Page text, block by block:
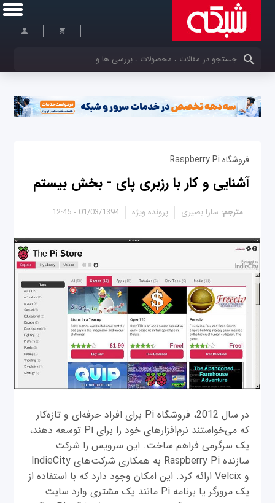
کلمات کلیدی خود را وارد کنید
فروشگاه Raspberry Pi
آشنایی و کار با رزبری پای - بخش بیستم
01/03/1394 - 12:45 مترجم: سارا بصیری پرونده ویژه
در سال 2012، فروشگاه Pi برای افراد حرفه‌ای و تازه‌کار
که می‌خواستند نرم‌افزارهای خود را برای Pi توسعه دهند،
یک سرگرمی فراهم ساخت. این سرویس را شرکت
سازنده‌ Raspberry Pi به همکاری شرکت‌های IndieCity
و Velcix ارائه کرد. این امکان وجود دارد که با استفاده از
یک مرورگر یا برنامه Pi مانند یک مشتری وارد سایت